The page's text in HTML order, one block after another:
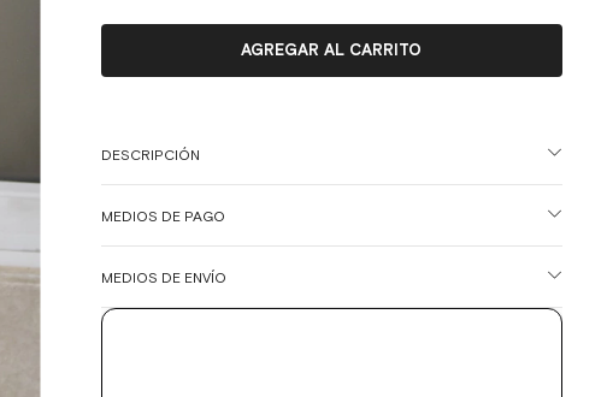
DESCRIPCIÓN
MEDIOS DE PAGO
MEDIOS DE ENVÍO